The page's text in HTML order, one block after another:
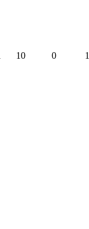
10 0 1